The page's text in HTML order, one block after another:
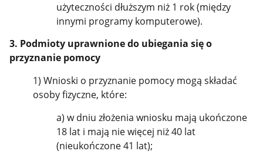
użyteczności dłuższym niż 1 rok (między
innymi programy komputerowe).
3. Podmioty uprawnione do ubiegania się o
przyznanie pomocy
1) Wnioski o przyznanie pomocy mogą składać
osoby fizyczne, które:
a) w dniu złożenia wniosku mają ukończone
18 lat i mają nie więcej niż 40 lat
(nieukończone 41 lat);